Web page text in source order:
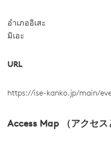
อำเภออิเสะ
มิเอะ
URL
https://ise-kanko.jp/main/
Access Map （アクセス